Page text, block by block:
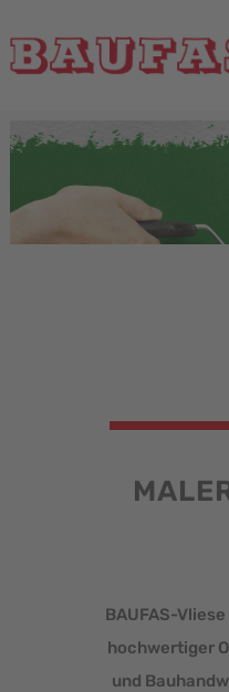
BAUFAS-
hochwertiger
und